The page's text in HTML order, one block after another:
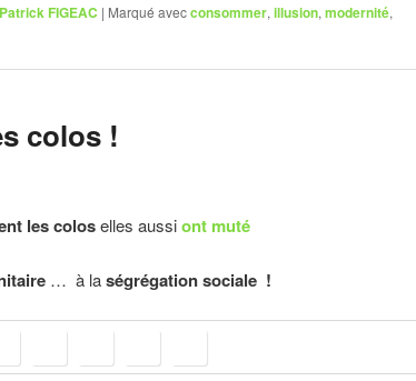
FIGEAC | Marqué avecconsommer, illusion, modernité,
colos !
les coloselles aussiont muté
… à laségrégation sociale !